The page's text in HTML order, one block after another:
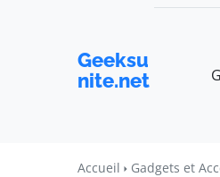
Geeksu
nite.net
Accueil Gadgets et